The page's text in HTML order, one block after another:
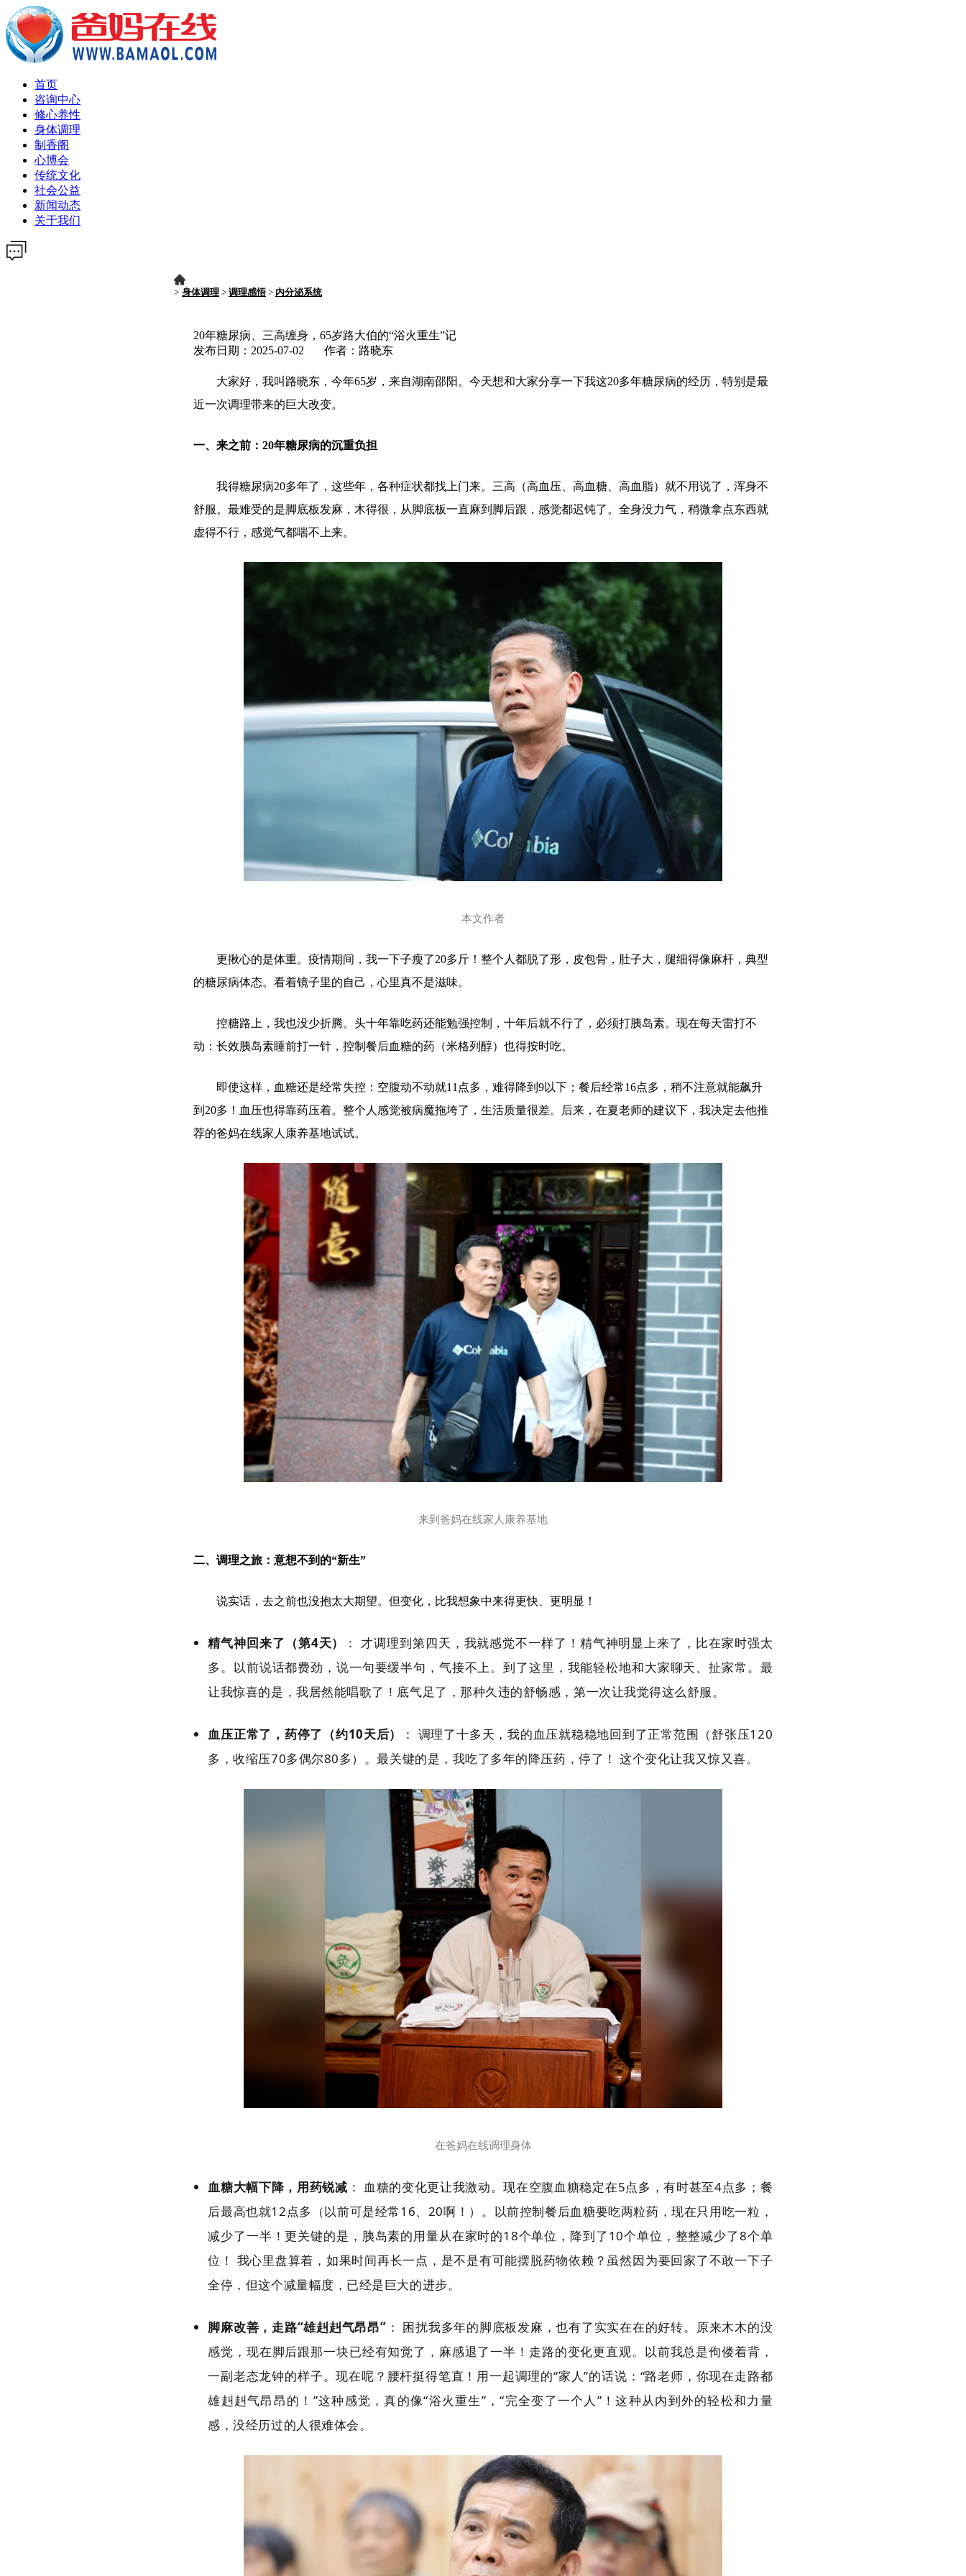
首页
咨询中心
修心养性
身体调理
制香阁
心博会
传统文化
社会公益
新闻动态
关于我们
> 身体调理 > 调理感悟> 内分泌系统
20年糖尿病、三高缠身，65岁路大伯的“浴火重生”记
发布日期：2025-07-02 作者：路晓东
大家好，我叫路晓东，今年65岁，来自湖南邵阳。今天想和大家分享一下我这20多年糖尿病的经历，特别是最
近一次调理带来的巨大改变。
一、来之前：20年糖尿病的沉重负担
我得糖尿病20多年了，这些年，各种症状都找上门来。三高（高血压、高血糖、高血脂）就不用说了，浑身不
舒服。最难受的是脚底板发麻，木得很，从脚底板一直麻到脚后跟，感觉都迟钝了。全身没力气，稍微拿点东西就
虚得不行，感觉气都喘不上来。
本文作者
更揪心的是体重。疫情期间，我一下子瘦了20多斤！整个人都脱了形，皮包骨，肚子大，腿细得像麻杆，典型
的糖尿病体态。看着镜子里的自己，心里真不是滋味。
控糖路上，我也没少折腾。头十年靠吃药还能勉强控制，十年后就不行了，必须打胰岛素。现在每天雷打不
动：长效胰岛素睡前打一针，控制餐后血糖的药（米格列醇）也得按时吃。
即使这样，血糖还是经常失控：空腹动不动就11点多，难得降到9以下；餐后经常16点多，稍不注意就能飙升
到20多！血压也得靠药压着。整个人感觉被病魔拖垮了，生活质量很差。后来，在夏老师的建议下，我决定去他推
荐的爸妈在线家人康养基地试试。
来到爸妈在线家人康养基地
二、调理之旅：意想不到的“新生”
说实话，去之前也没抱太大期望。但变化，比我想象中来得更快、更明显！
精气神回来了（第4天）
： 才调理到第四天，我就感觉不一样了！精气神明显上来了，比在家时强太
多。以前说话都费劲，说一句要缓半句，气接不上。到了这里，我能轻松地和大家聊天、扯家常。最
让我惊喜的是，我居然能唱歌了！底气足了，那种久违的舒畅感，第一次让我觉得这么舒服。
血压正常了，药停了（约10天后）
： 调理了十多天，我的血压就稳稳地回到了正常范围（舒张压120
多，收缩压70多偶尔80多）。最关键的是，我吃了多年的降压药，停了！ 这个变化让我又惊又喜。
在爸妈在线调理身体
血糖大幅下降，用药锐减 ： 血糖的变化更让我激动。现在空腹血糖稳定在5点多，有时甚至4点多；餐
后最高也就12点多（以前可是经常16、20啊！）。以前控制餐后血糖要吃两粒药，现在只用吃一粒，
减少了一半！更关键的是，胰岛素的用量从在家时的18个单位，降到了10个单位，整整减少了8个单
位！ 我心里盘算着，如果时间再长一点，是不是有可能摆脱药物依赖？虽然因为要回家了不敢一下子
全停，但这个减量幅度，已经是巨大的进步。
脚麻改善，走路“雄赳赳气昂昂” ： 困扰我多年的脚底板发麻，也有了实实在在的好转。原来木木的没
感觉，现在脚后跟那一块已经有知觉了，麻感退了一半！走路的变化更直观。以前我总是佝偻着背，
一副老态龙钟的样子。现在呢？腰杆挺得笔直！用一起调理的“家人”的话说：“路老师，你现在走路都
雄赳赳气昂昂的！”这种感觉，真的像“浴火重生”，“完全变了一个人”！这种从内到外的轻松和力量
感，没经历过的人很难体会。